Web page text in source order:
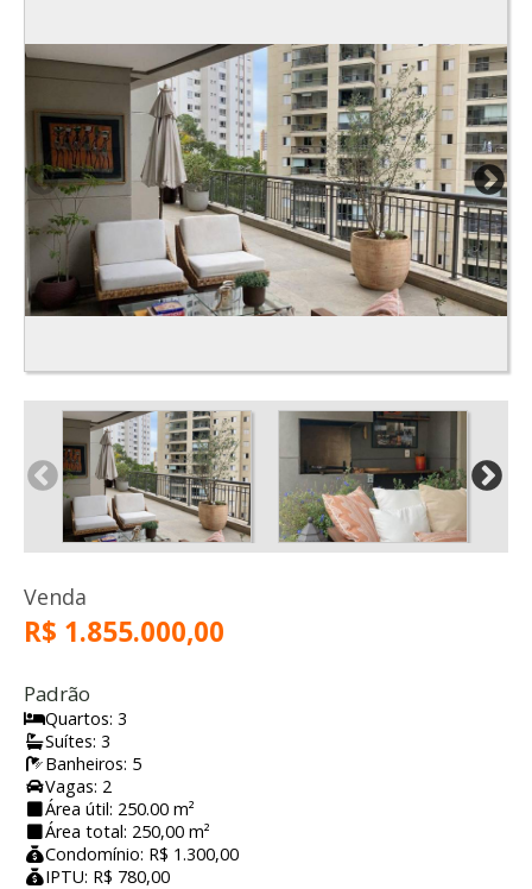
Venda
R$ 1.855.000,00
Padrão
Quartos: 3
Suítes: 3
Banheiros: 5
Vagas: 2
Área útil: 250.00 m²
Área total: 250,00 m²
Condomínio: R$ 1.300,00
IPTU: R$ 780,00